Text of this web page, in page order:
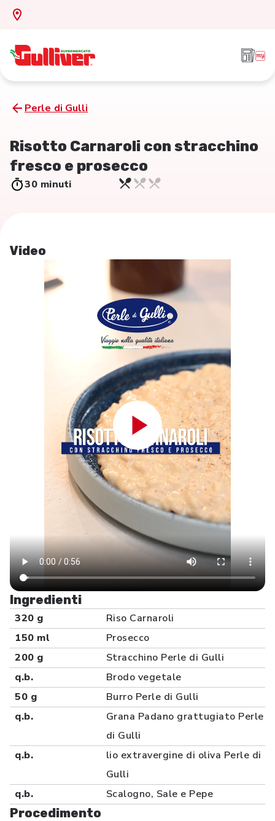
Perle di Gulli
Risotto Carnaroli con stracchino
fresco e prosecco
30 minuti
Video
Ingredienti
320 g
Riso Carnaroli
150 ml
Prosecco
200 g
Stracchino Perle di Gulli
q.b.
Brodo vegetale
50 g
Burro Perle di Gulli
q.b.
Grana Padano grattugiato Perle
di Gulli
q.b.
lio extravergine di oliva Perle di
Gulli
q.b.
Scalogno, Sale e Pepe
Procedimento